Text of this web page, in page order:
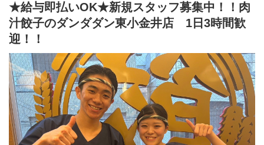
「肉汁餃子のダンダダン」では、
バイトも社員も全員が下の名前で呼び合います!
フランクで楽しい環境が1番の魅力です♪
★給与即払いOK★新規スタッフ募集中！！肉
汁餃子のダンダダン東小金井店 1日3時間歓
迎！！